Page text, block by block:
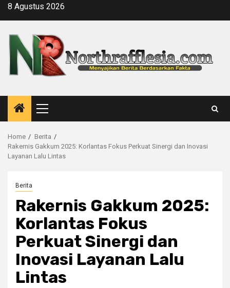
Skip8 Agustus 2026
Primary
Menu
Home
Berita
Rakernis Gakkum 2025: Korlantas Fokus Perkuat Sinergi dan Inovasi
Layanan Lalu Lintas
Berita
Rakernis Gakkum 2025:
Korlantas Fokus
Perkuat Sinergi dan
Inovasi Layanan Lalu
Lintas